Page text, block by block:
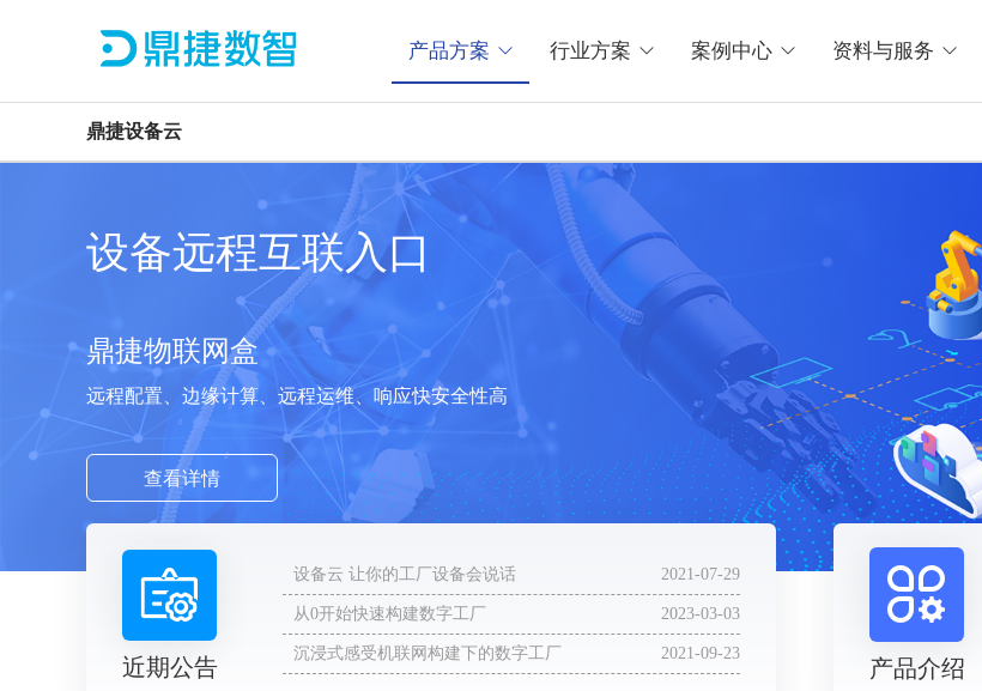
产品方案 行业方案 案例中心 资料与服务
鼎捷设备云
设备远程互联入口
鼎捷物联网盒
远程配置、边缘计算、远程运维、响应快安全性高
查看详情
近期公告
设备云 让你的工厂设备会说话 2021-07-29
从0开始快速构建数字工厂 2023-03-03
沉浸式感受机联网构建下的数字工厂 2021-09-23
产品介绍